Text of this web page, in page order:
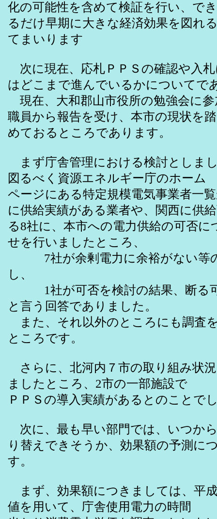
化の可能性を含めて検証を行い、でき
るだけ早期に大きな経済効果を図れ
てまいります
次に現在、応札ＰＰＳの確認や入
はどこまで進んでいるかについてで
現在、大和郡山市役所の勉強会に
職員から報告を受け、本市の現状を
めておるところであります。
まず庁舎管理における検討としま
図るべく資源エネルギー庁のホーム
ページにある特定規模電気事業者一
に供給実績がある業者や、関西に供
る8社に、本市への電力供給の可否に
せを行いましたところ、
7社が余剰電力に余裕がない等
し、
1社が可否を検討の結果、断る
と言う回答でありました。
また、それ以外のところにも調査
ところです。
さらに、北河内７市の取り組み状
ましたところ、2市の一部施設で
ＰＰＳの導入実績があるとのことで
次に、最も早い部門では、いつか
り替えできそうか、効果額の予測に
す。
まず、効果額につきましては、平
値を用いて、庁舎使用電力の時間